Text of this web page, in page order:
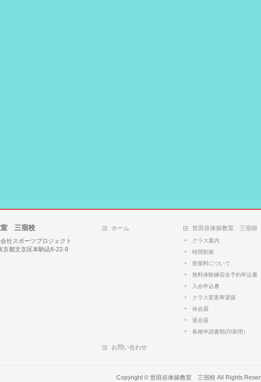
室 三宿校
社スポーツプロジェクト
都文京区本駒込6-22-9
ホーム 世田谷体操教室 三宿校
クラス案内
時間割表
授業料について
無料体験練習会予約申込書
入会申込書
クラス変更希望届
休会届
退会届
各種申請書類(印刷用）
お問い合わせ
Copyright © 世田谷体操教室 三宿校 All Rights